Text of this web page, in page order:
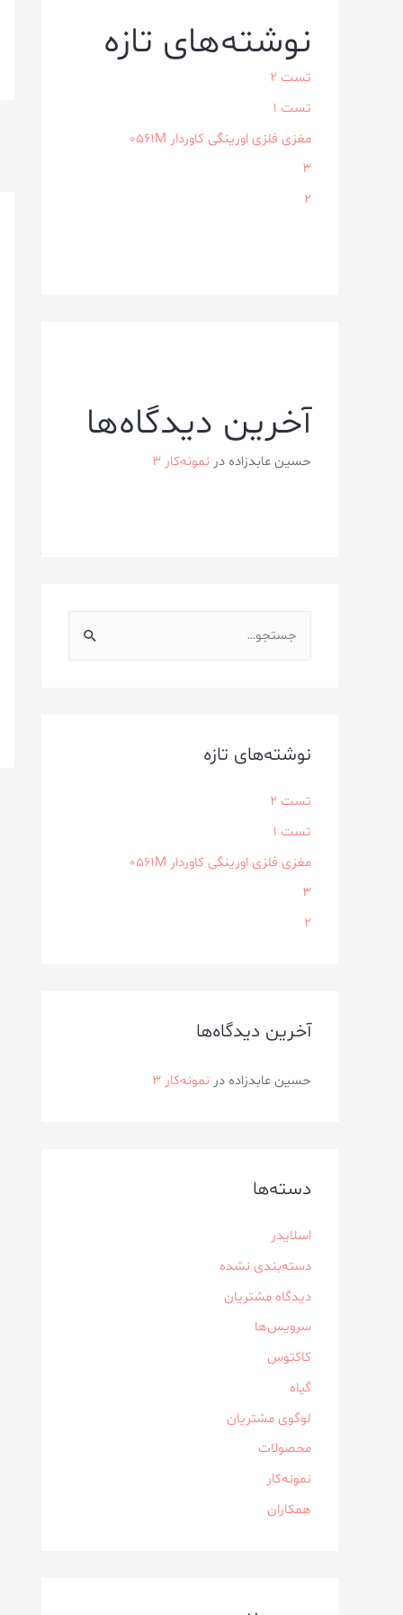
نوشته‌های تازه
تست 2
تست 1
مغزی فلزی اورینگی کاوردار ۰۵۶۱M
3
2
آخرین دیدگاه‌ها
حسین عابدزاده در نمونه‌کار ۳
نوشته‌های تازه
تست 2
تست 1
مغزی فلزی اورینگی کاوردار ۰۵۶۱M
3
2
آخرین دیدگاه‌ها
حسین عابدزاده در نمونه‌کار ۳
دسته‌ها
اسلایدر
دسته‌بندی نشده
دیدگاه مشتریان
سرویس‌ها
کاکتوس
گیاه
لوگوی مشتریان
محصولات
نمونه‌کار
همکاران